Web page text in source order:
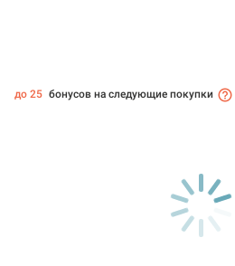
до 25 бонусов на следующие покупки